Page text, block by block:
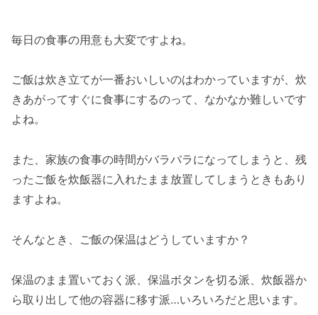
毎日の食事の用意も大変ですよね。
ご飯は炊き立てが一番おいしいのはわかっていますが、炊
きあがってすぐに食事にするのって、なかなか難しいです
よね。
また、家族の食事の時間がバラバラになってしまうと、残
ったご飯を炊飯器に入れたまま放置してしまうときもあり
ますよね。
そんなとき、ご飯の保温はどうしていますか？
保温のまま置いておく派、保温ボタンを切る派、炊飯器か
ら取り出して他の容器に移す派…いろいろだと思います。